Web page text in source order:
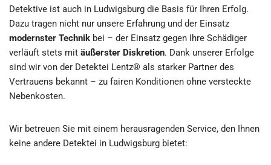
Detektive ist auch in Ludwigsburg die Basis für Ihren Erfolg.
Dazu tragen nicht nur unsere Erfahrung und der Einsatz
modernster Technik bei – der Einsatz gegen Ihre Schädiger
verläuft stets mit äußerster Diskretion. Dank unserer Erfolge
sind wir von der Detektei Lentz® als starker Partner des
Vertrauens bekannt – zu fairen Konditionen ohne versteckte
Nebenkosten.
Wir betreuen Sie mit einem herausragenden Service, den Ihnen
keine andere Detektei in Ludwigsburg bietet: